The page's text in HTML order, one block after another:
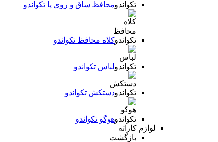
محافظ ساق و روی پا تکواندو
کلاه محافظ تکواندو
لباس تکواندو
دستکش تکواندو
هوگو تکواندو
لوازم کاراته
بازگشت